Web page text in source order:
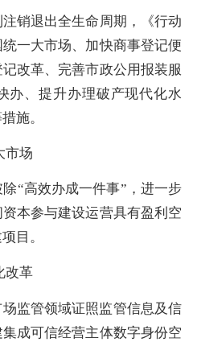
退出全生命周期，《行动
一大市场、加快商事登记便
改革、完善市政公用报装服
办、提升办理破产现代化水
施。
市场
高效办成一件事”，进一步
本参与建设运营具有盈利空
目。
改革
监管领域证照监管信息及信
成可信经营主体数字身份空